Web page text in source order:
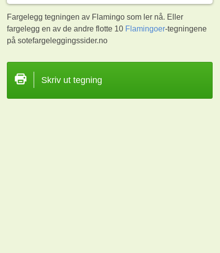
Fargelegg tegningen av Flamingo som ler nå. Eller
fargelegg en av de andre flotte 10 Flamingoer-tegningene
på sotefargeleggingssider.no
Skriv ut tegning